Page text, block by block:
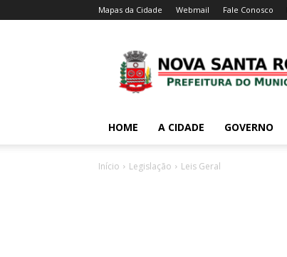
Mapas da Cidade Webmail Fale Conosco
HOME A CIDADE GOVERNO
Início Legislação Leis Geral